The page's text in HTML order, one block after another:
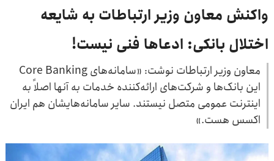
واکنش معاون وزیر ارتباطات به شایعه
اختلال بانکی: ادعاها فنی نیست!
معاون وزیر ارتباطات نوشت: «سامانه‌های Core Banking
این بانک‌ها و شرکت‌های ارائه‌کننده خدمات به آنها اصلاً به
اینترنت عمومی متصل نیستند. سایر سامانه‌هایشان هم ایران
اکسس هست.»